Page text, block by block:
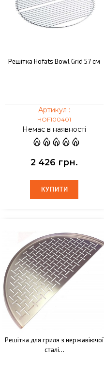
Решітка Hofats Bowl Grid 57 см
Артикул :
HOF100401
Немає в наявності
2 426 грн.
КУПИТИ
КУПИТИ
Решітка для гриля з нержавіючої
сталі…